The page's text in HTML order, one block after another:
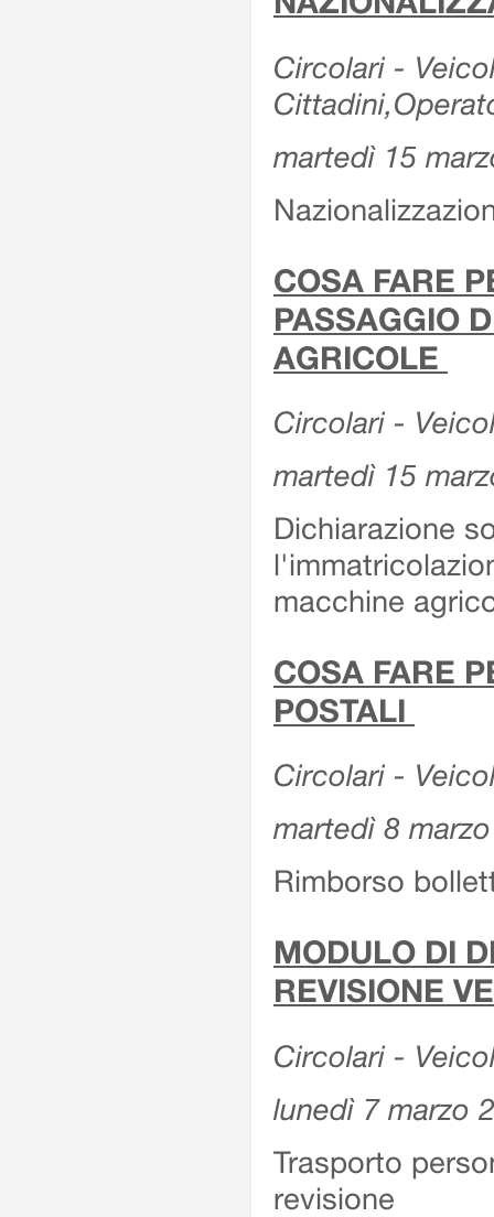
Circolari -
martedì 15
COSA FARE
PASSAGGIO
AGRICOLE
Circolari -
martedì 15
Dichiarazione
macchine
COSA FARE
POSTALI
Circolari -
martedì 8
Rimborso
MODULO DI
REVISIONE
Circolari -
lunedì 7 marzo
Trasporto
revisione